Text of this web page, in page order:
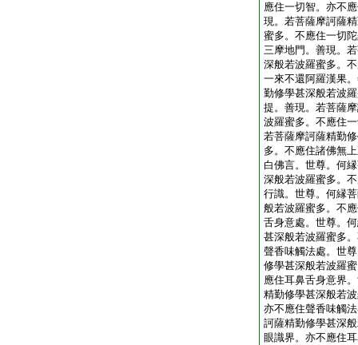
應住一切智。亦不
現。若菩薩摩訶薩
蜜多。不應住一切
三摩地門。善現。
深般若波羅蜜多。
一來不還阿羅漢果
勤修學甚深般若波
提。善現。若菩薩
波羅蜜多。不應住
若菩薩摩訶薩精勤
多。不應住諸佛無
白佛言。世尊。何
深般若波羅蜜多。
行識。世尊。何縁
般若波羅蜜多。不
舌身意處。世尊。
甚深般若波羅蜜多
聲香味觸法處。世
修學甚深般若波羅
應住耳鼻舌身意界
精勤修學甚深般若
亦不應住聲香味觸
訶薩精勤修學甚深
眼識界。亦不應住